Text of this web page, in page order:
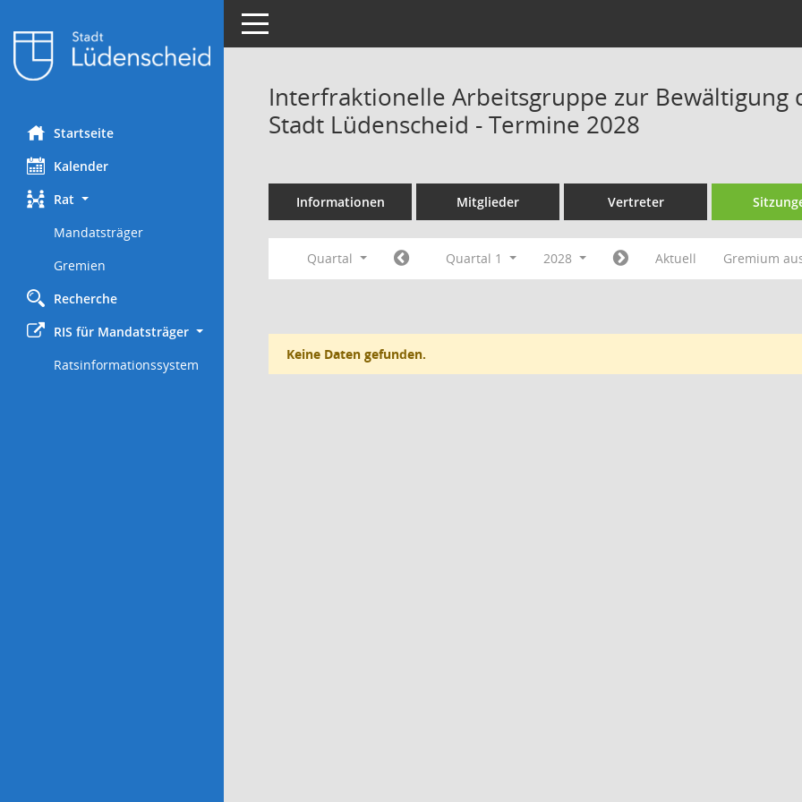
Startseite
Kalender
Rat
Mandatsträger
Gremien
Recherche
RIS für Mandatsträger
Ratsinformationssystem
Toggle navigation
Interfraktionelle Arbeitsgruppe zur Bewältigung
Stadt Lüdenscheid - Termine 2028
Informationen Mitglieder Vertreter
Quartal Quartal 1 2028 Aktuell Gremium
Keine Daten gefunden.